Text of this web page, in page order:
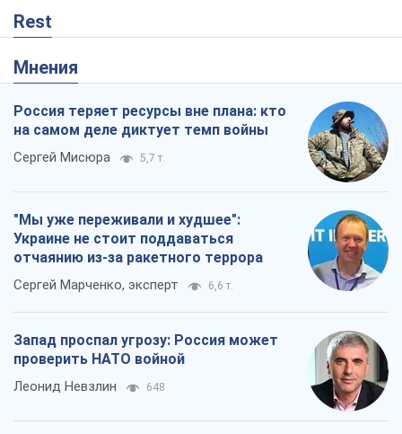
Rest
Мнения
Россия теряет ресурсы вне плана: кто
на самом деле диктует темп войны
Сергей Мисюра 5,7 т.
"Мы уже переживали и худшее":
Украине не стоит поддаваться
отчаянию из-за ракетного террора
Сергей Марченко, эксперт 6,6 т.
Запад проспал угрозу: Россия может
проверить НАТО войной
Леонид Невзлин 648